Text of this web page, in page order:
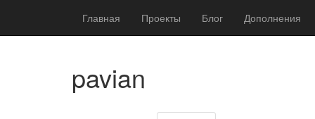
Главная Проекты Блог Дополнения
pavian